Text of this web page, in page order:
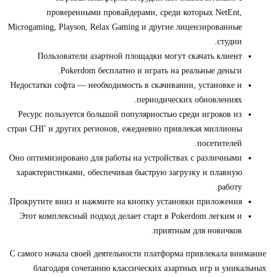
проверенными провайдерами, среди которых NetEnt,
Microgaming, Playson, Relax Gaming и другие лицензированные
студии.
Пользователи азартной площадки могут скачать клиент
Pokerdom бесплатно и играть на реальные деньги.
Недостатки софта — необходимость в скачивании, установке и
периодических обновлениях.
Ресурс пользуется большой популярностью среди игроков из
стран СНГ и других регионов, ежедневно привлекая миллионы
посетителей.
Оно оптимизировано для работы на устройствах с различными
характеристиками, обеспечивая быструю загрузку и плавную
работу.
Прокрутите вниз и нажмите на кнопку установки приложения.
Этот комплексный подход делает старт в Pokerdom легким и
приятным для новичков.
С самого начала своей деятельности платформа привлекала внимание
благодаря сочетанию классических азартных игр и уникальных